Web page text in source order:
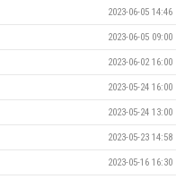
2023-06-05 14:46
2023-06-05 09:00
2023-06-02 16:00
2023-05-24 16:00
2023-05-24 13:00
2023-05-23 14:58
2023-05-16 16:30